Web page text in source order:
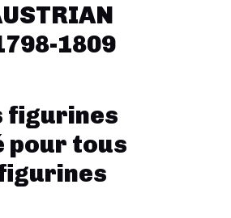
1809
figurines
pour tous